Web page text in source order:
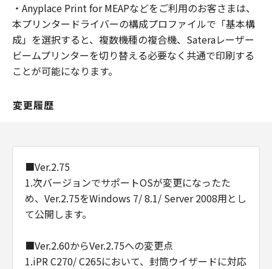
・Anyplace Print for MEAPなどをご利用のお客さまは、
本プリンタードライバーの構成プロファイルで「基本構
成」を選択すると、複数機種の複合機、Sateraレーザー
ビームプリンターを切り替える必要なく共通で印刷する
ことが可能になります。
変更履歴
■Ver.2.75
1.次バージョンでサポートOSが変更になったた
め、Ver.2.75をWindows 7/ 8.1/ Server 2008用とし
て公開します。
■Ver.2.60からVer.2.75への変更点
1.iPR C270/ C265において、封筒ウイザードに対応